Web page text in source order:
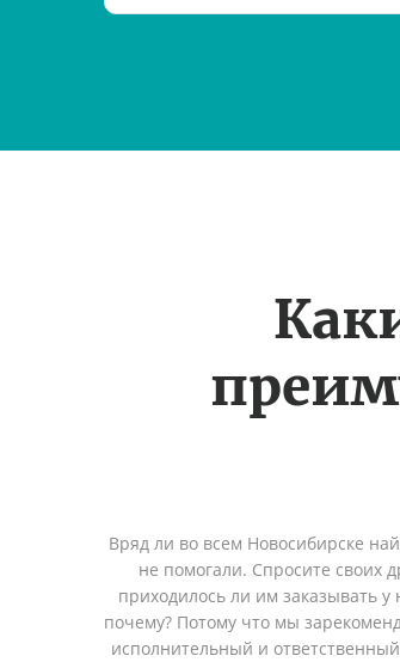
Вряд ли во всем Новосибирске
не помогали. Спросите своих
приходилось ли им заказывать
почему? Потому что мы
исполнительный и